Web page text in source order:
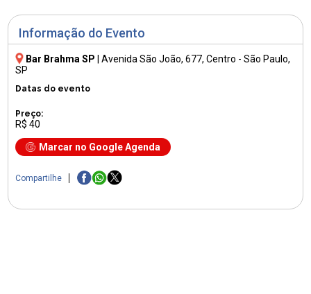
Informação do Evento
Bar Brahma SP |Avenida São João, 677, Centro - São Paulo,
SP
Datas do evento
Preço:
R$ 40
Marcar no Google Agenda
Compartilhe